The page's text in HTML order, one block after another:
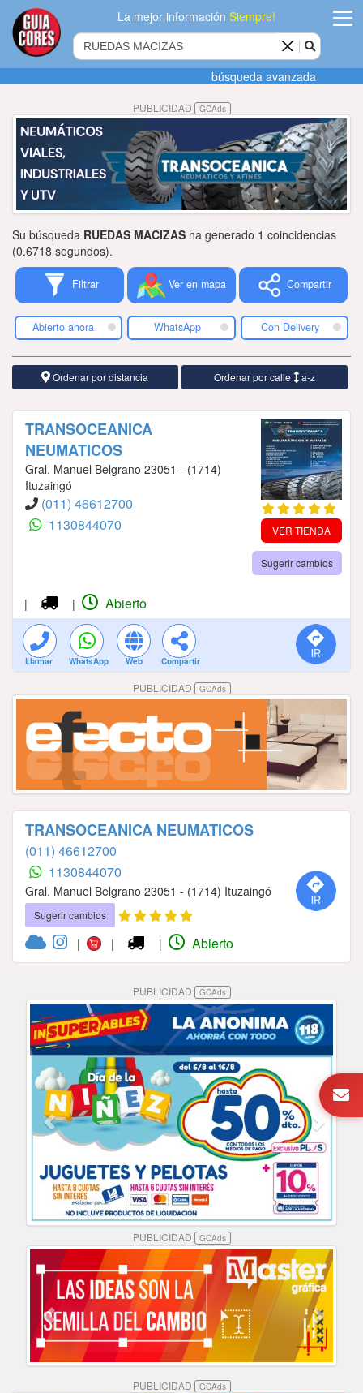
La mejor informaciónSiempre!
Agregar
empresa
Actualizar
datos
Publicidad
Tiendacores
Contactenos
búsqueda avanzada
PUBLICIDAD GCAds
Su búsqueda RUEDAS MACIZAS ha generado 1 coincidencias
(0.6718 segundos).
Filtrar Ver en mapa Compartir
Abierto ahora WhatsApp Con Delivery
Ordenar por distancia Ordenar por calle a-z
TRANSOCEANICA
NEUMATICOS
Gral. Manuel Belgrano 23051 - (1714)
Ituzaingó
(011) 46612700
1130844070
VER TIENDA
Sugerir cambios
| | Abierto
Llamar WhatsApp Web Compartir
PUBLICIDAD GCAds
TRANSOCEANICA NEUMATICOS
(011) 46612700
1130844070
Gral. Manuel Belgrano 23051 - (1714) Ituzaingó
Sugerir cambios
| | | Abierto
PUBLICIDAD GCAds
PUBLICIDAD GCAds
PUBLICIDAD GCAds